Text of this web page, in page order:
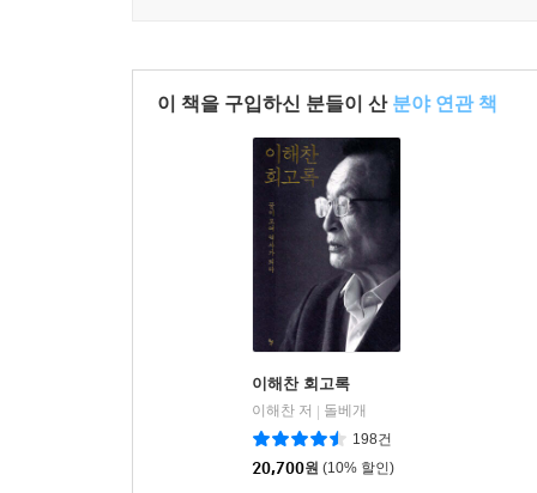
이 책을 구입하신 분들이 산 분야 연관 책
이해찬 회고록
이해찬 저
돌베개
198건
20,700원 (10% 할인)